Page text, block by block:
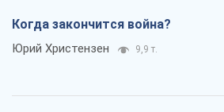
Когда закончится война?
Юрий Христензен 9,9 т.